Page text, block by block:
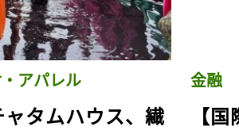
アパレル
ャタムハウス、繊
金融
【